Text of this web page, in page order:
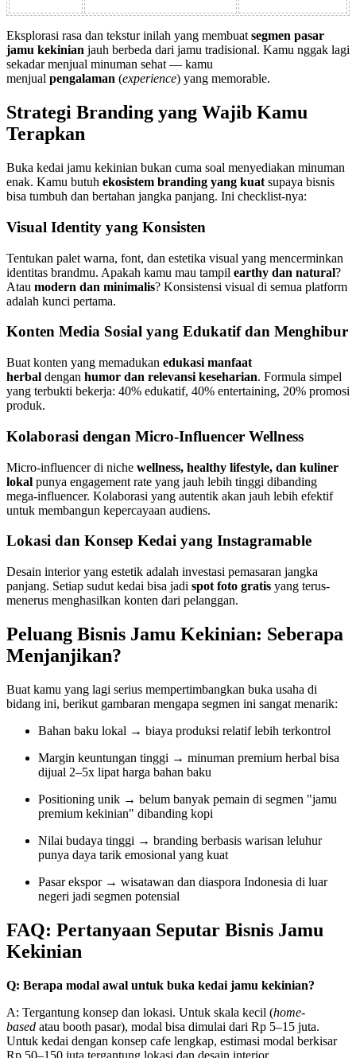
Eksplorasi rasa dan tekstur inilah yang membuatsegmen pasar
jamu kekinian jauh berbeda dari jamu tradisional. Kamu nggak lagi
sekadar menjual minuman sehat — kamu
menjual pengalaman (experience) yang memorable.
Strategi Branding yang Wajib Kamu
Terapkan
Buka kedai jamu kekinian bukan cuma soal menyediakan minuman
enak. Kamu butuh ekosistem branding yang kuat supaya bisnis
bisa tumbuh dan bertahan jangka panjang. Ini checklist-nya:
Visual Identity yang Konsisten
Tentukan palet warna, font, dan estetika visual yang mencerminkan
identitas brandmu. Apakah kamu mau tampil earthy dan natural?
Atau modern dan minimalis? Konsistensi visual di semua platform
adalah kunci pertama.
Konten Media Sosial yang Edukatif dan Menghibur
Buat konten yang memadukan edukasi manfaat
herbal dengan humor dan relevansi keseharian. Formula simpel
yang terbukti bekerja: 40% edukatif, 40% entertaining, 20% promosi
produk.
Kolaborasi dengan Micro-Influencer Wellness
Micro-influencer di niche wellness, healthy lifestyle, dan kuliner
lokal punya engagement rate yang jauh lebih tinggi dibanding
mega-influencer. Kolaborasi yang autentik akan jauh lebih efektif
untuk membangun kepercayaan audiens.
Lokasi dan Konsep Kedai yang Instagramable
Desain interior yang estetik adalah investasi pemasaran jangka
panjang. Setiap sudut kedai bisa jadi spot foto gratis yang terus-
menerus menghasilkan konten dari pelanggan.
Peluang Bisnis Jamu Kekinian: Seberapa
Menjanjikan?
Buat kamu yang lagi serius mempertimbangkan buka usaha di
bidang ini, berikut gambaran mengapa segmen ini sangat menarik:
Bahan baku lokal → biaya produksi relatif lebih terkontrol
Margin keuntungan tinggi → minuman premium herbal bisa
dijual 2–5x lipat harga bahan baku
Positioning unik → belum banyak pemain di segmen "jamu
premium kekinian" dibanding kopi
Nilai budaya tinggi → branding berbasis warisan leluhur
punya daya tarik emosional yang kuat
Pasar ekspor → wisatawan dan diaspora Indonesia di luar
negeri jadi segmen potensial
FAQ: Pertanyaan Seputar Bisnis Jamu
Kekinian
Q: Berapa modal awal untuk buka kedai jamu kekinian?
A: Tergantung konsep dan lokasi. Untuk skala kecil (home-
based atau booth pasar), modal bisa dimulai dari Rp 5–15 juta.
Untuk kedai dengan konsep cafe lengkap, estimasi modal berkisar
Rp 50–150 juta tergantung lokasi dan desain interior.